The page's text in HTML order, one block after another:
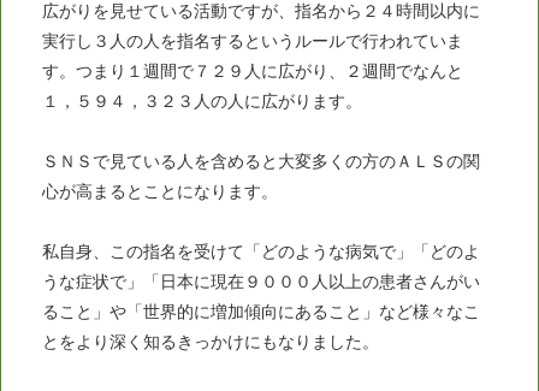
広がりを見せている活動ですが、指名から２４時間以内に
実行し３人の人を指名するというルールで行われていま
す。つまり１週間で７２９人に広がり、２週間でなんと
１，５９４，３２３人の人に広がります。
ＳＮＳで見ている人を含めると大変多くの方のＡＬＳの関
心が高まるとことになります。
私自身、この指名を受けて「どのような病気で」「どのよ
うな症状で」「日本に現在９０００人以上の患者さんがい
ること」や「世界的に増加傾向にあること」など様々なこ
とをより深く知るきっかけにもなりました。